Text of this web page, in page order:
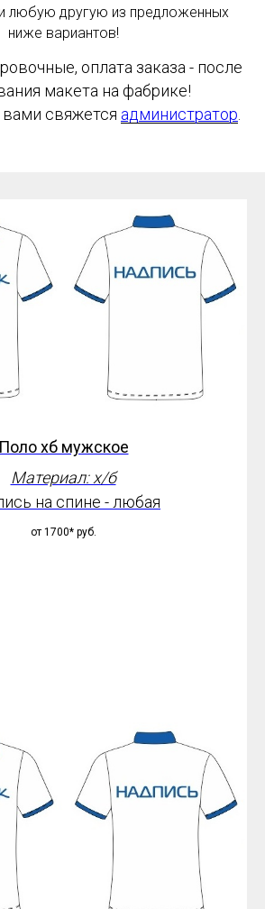
и любую другую из предложенных
ниже вариантов!
оплата заказа - после
макета на фабрике!
вами свяжется администратор
Поло хб мужское
Материал: х/б
на спине - любая
от 1700* руб.